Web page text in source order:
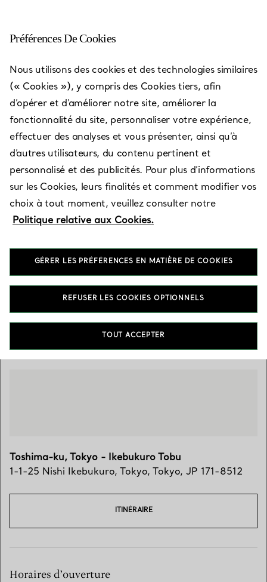
Toshima-ku, Tokyo -
Ikebukuro Tobu
Ouvert aujourd’hui jusqu’à 20:00
Services disponibles
1-1-25 Nishi Ikebukuro,Tokyo,Tokyo,JP 171-8512
03-3981-2211
Trouver votre boutique
Toshima-ku, Tokyo - Ikebukuro Tobu
1-1-25 Nishi Ikebukuro, Tokyo, Tokyo, JP 171-8512
ITINÉRAIRE
Horaires d’ouverture
Préférences De Cookies
Nous utilisons des cookies et des technologies similaires
(« Cookies »), y compris des Cookies tiers, afin
d’opérer et d’améliorer notre site, améliorer la
fonctionnalité du site, personnaliser votre expérience,
effectuer des analyses et vous présenter, ainsi qu’à
d’autres utilisateurs, du contenu pertinent et
personnalisé et des publicités. Pour plus d’informations
sur les Cookies, leurs finalités et comment modifier vos
choix à tout moment, veuillez consulter notre
Politique relative aux Cookies.
GÉRER LES PRÉFÉRENCES EN MATIÈRE DE COOKIES
REFUSER LES COOKIES OPTIONNELS
TOUT ACCEPTER